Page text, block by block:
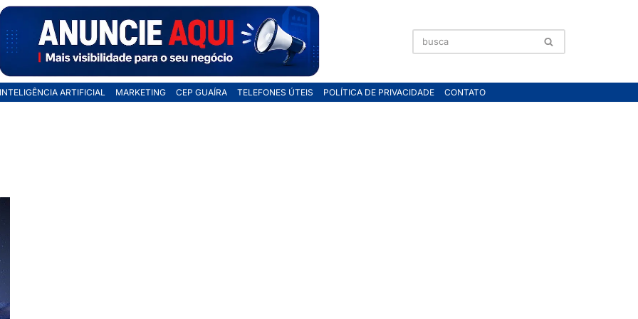
INTELIGÊNCIA ARTIFICIAL MARKETING CEP GUAÍRA TELEFONES ÚTEIS POLÍTICA DE PRIVACIDADE CONTATO